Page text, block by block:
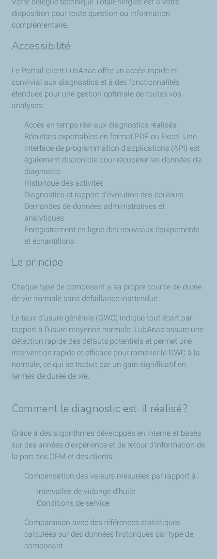
disposition pour toute question ou information
complémentaire.
Accessibilité
Le Portail client LubAnac offre un accès rapide et
convivial aux diagnostics et à des fonctionnalités
étendues pour une gestion optimale de toutes vos
analyses :
Accès en temps réel aux diagnostics réalisés
Résultats exportables en format PDF ou Excel. Une
interface de programmation d’applications (API) est
également disponible pour récupérer les données de
diagnostic.
Historique des activités
Diagnostics et rapport d’évolution des couleurs
Demandes de données administratives et
analytiques
Enregistrement en ligne des nouveaux équipements
et échantillons
Le principe
Chaque type de composant a sa propre courbe de durée
de vie normale sans défaillance inattendue.
Le taux d’usure générale (GWC) indique tout écart par
rapport à l’usure moyenne normale. LubAnac assure une
détection rapide des défauts potentiels et permet une
intervention rapide et efficace pour ramener le GWC à la
normale, ce qui se traduit par un gain significatif en
termes de durée de vie.
Comment le diagnostic est-il réalisé ?
Grâce à des algorithmes développés en interne et basés
sur des années d’expérience et de retour d’information de
la part des OEM et des clients :
Compensation des valeurs mesurées par rapport à :
Intervalles de vidange d’huile
Conditions de service
Comparaison avec des références statistiques
calculées sur des données historiques par type de
composant